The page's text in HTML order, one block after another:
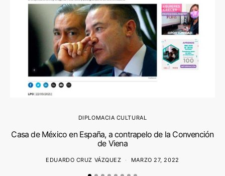
DIPLOMACIA CULTURAL
Casa de México en España, a contrapelo de la Convención
de Viena
EDUARDO CRUZ VÁZQUEZ MARZO 27, 2022